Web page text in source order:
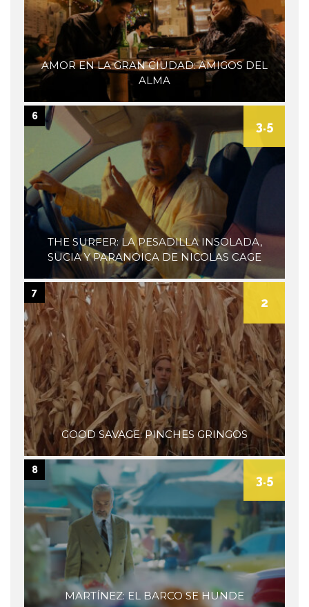
AMOR EN LA GRAN CIUDAD: AMIGOS DEL
ALMA
THE SURFER: LA PESADILLA INSOLADA,
SUCIA Y PARANOICA DE NICOLAS CAGE
3.5
6
GOOD SAVAGE: PINCHES GRINGOS
2
7
MARTÍNEZ: EL BARCO SE HUNDE
3.5
8